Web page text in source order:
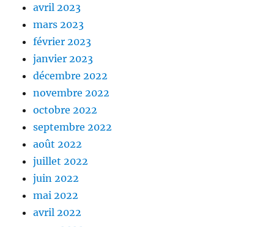
avril 2023
mars 2023
février 2023
janvier 2023
décembre 2022
novembre 2022
octobre 2022
septembre 2022
août 2022
juillet 2022
juin 2022
mai 2022
avril 2022